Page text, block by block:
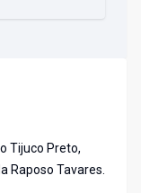
Tijuco Preto,
Raposo Tavares.